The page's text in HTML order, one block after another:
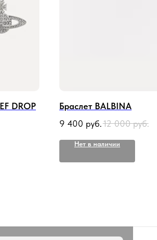
DROP
Браслет BALBINA
9 400 руб.12 000 руб.
Нет в наличии